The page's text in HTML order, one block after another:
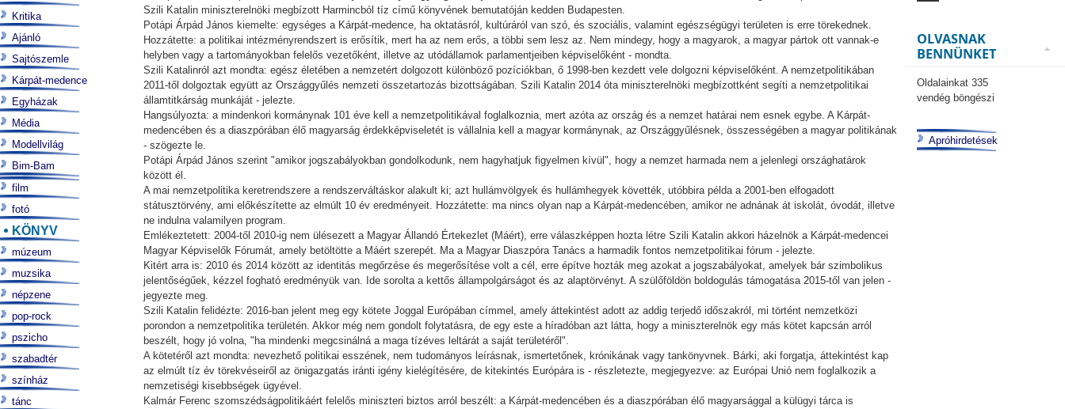
Szili Katalin miniszterelnöki megbízott Harmincból tíz című könyvének bemutatóján kedden Budapesten.
Potápi Árpád János kiemelte: egységes a Kárpát-medence, ha oktatásról, kultúráról van szó, és szociális, valamint egészségügyi területen is erre törekednek.
Hozzátette: a politikai intézményrendszert is erősítik, mert ha az nem erős, a többi sem lesz az. Nem mindegy, hogy a magyarok, a magyar pártok ott vannak-e
helyben vagy a tartományokban felelős vezetőként, illetve az utódállamok parlamentjeiben képviselőként - mondta.
Szili Katalinról azt mondta: egész életében a nemzetért dolgozott különböző pozíciókban, ő 1998-ben kezdett vele dolgozni képviselőként. A nemzetpolitikában
2011-től dolgoztak együtt az Országgyűlés nemzeti összetartozás bizottságában. Szili Katalin 2014 óta miniszterelnöki megbízottként segíti a nemzetpolitikai
államtitkárság munkáját - jelezte.
Hangsúlyozta: a mindenkori kormánynak 101 éve kell a nemzetpolitikával foglalkoznia, mert azóta az ország és a nemzet határai nem esnek egybe. A Kárpát-
medencében és a diaszpórában élő magyarság érdekképviseletét is vállalnia kell a magyar kormánynak, az Országgyűlésnek, összességében a magyar politikának
- szögezte le.
Potápi Árpád János szerint "amikor jogszabályokban gondolkodunk, nem hagyhatjuk figyelmen kívül", hogy a nemzet harmada nem a jelenlegi országhatárok
között él.
A mai nemzetpolitika keretrendszere a rendszerváltáskor alakult ki; azt hullámvölgyek és hullámhegyek követték, utóbbira példa a 2001-ben elfogadott
státusztörvény, ami előkészítette az elmúlt 10 év eredményeit. Hozzátette: ma nincs olyan nap a Kárpát-medencében, amikor ne adnának át iskolát, óvodát, illetve
ne indulna valamilyen program.
Emlékeztetett: 2004-től 2010-ig nem ülésezett a Magyar Állandó Értekezlet (Máért), erre válaszképpen hozta létre Szili Katalin akkori házelnök a Kárpát-medencei
Magyar Képviselők Fórumát, amely betöltötte a Máért szerepét. Ma a Magyar Diaszpóra Tanács a harmadik fontos nemzetpolitikai fórum - jelezte.
Kitért arra is: 2010 és 2014 között az identitás megőrzése és megerősítése volt a cél, erre építve hozták meg azokat a jogszabályokat, amelyek bár szimbolikus
jelentőségűek, kézzel fogható eredményük van. Ide sorolta a kettős állampolgárságot és az alaptörvényt. A szülőföldön boldogulás támogatása 2015-től van jelen -
jegyezte meg.
Szili Katalin felidézte: 2016-ban jelent meg egy kötete Joggal Európában címmel, amely áttekintést adott az addig terjedő időszakról, mi történt nemzetközi
porondon a nemzetpolitika területén. Akkor még nem gondolt folytatásra, de egy este a híradóban azt látta, hogy a miniszterelnök egy más kötet kapcsán arról
beszélt, hogy jó volna, "ha mindenki megcsinálná a maga tízéves leltárát a saját területéről".
A kötetéről azt mondta: nevezhető politikai esszének, nem tudományos leírásnak, ismertetőnek, krónikának vagy tankönyvnek. Bárki, aki forgatja, áttekintést kap
az elmúlt tíz év törekvéseiről az önigazgatás iránti igény kielégítésére, de kitekintés Európára is - részletezte, megjegyezve: az Európai Unió nem foglalkozik a
nemzetiségi kisebbségek ügyével.
Kalmár Ferenc szomszédságpolitikáért felelős miniszteri biztos arról beszélt: a Kárpát-medencében és a diaszpórában élő magyarsággal a külügyi tárca is
Kritika
Ajánló
Sajtószemle
Kárpát-medence
Egyházak
Média
Modellvilág
Bim-Bam
film
fotó
KÖNYV
múzeum
muzsika
népzene
pop-rock
pszicho
szabadtér
színház
tánc
OLVASNAK
BENNÜNKET
Oldalainkat 335
vendég böngészi
Apróhirdetések